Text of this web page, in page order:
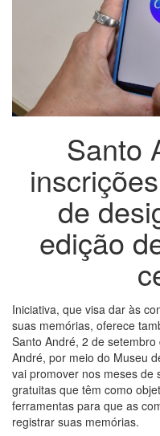
Santo
de
edição
Iniciativa, que visa dar às
suas memórias, oferece
Santo André, 2 de
André, por meio do Museu
vai promover nos meses de
gratuitas que têm como
ferramentas para que as
registrar suas memórias.